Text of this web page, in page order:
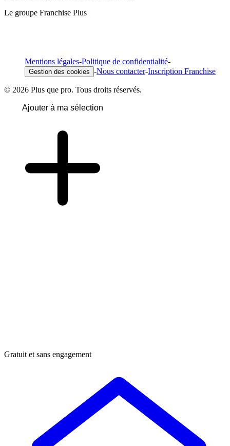
Le groupe Franchise Plus
Mentions légales-Politique de confidentialité-
Gestion des cookies -Nous contacter-Inscription Franchise
© 2026 Plus que pro. Tous droits réservés.
Ajouter à ma sélection
Gratuit et sans engagement